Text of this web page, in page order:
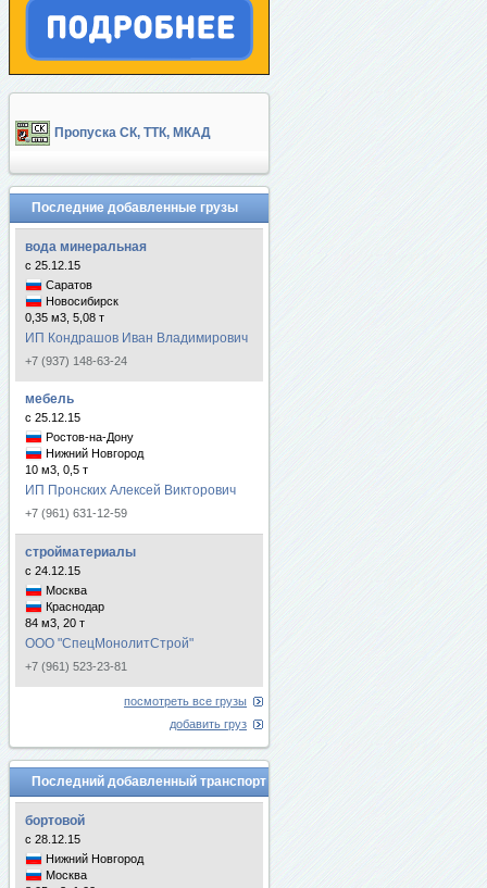
Пропуска СК, ТТК, МКАД
Последние добавленные грузы
вода минеральная
с 25.12.15
Саратов
Новосибирск
0,35 м3, 5,08 т
ИП Кондрашов Иван Владимирович
+7 (937) 148-63-24
мебель
с 25.12.15
Ростов-на-Дону
Нижний Новгород
10 м3, 0,5 т
ИП Пронских Алексей Викторович
+7 (961) 631-12-59
стройматериалы
с 24.12.15
Москва
Краснодар
84 м3, 20 т
ООО "СпецМонолитСтрой"
+7 (961) 523-23-81
посмотреть все грузы
добавить груз
Последний добавленный транспорт
бортовой
с 28.12.15
Нижний Новгород
Москва